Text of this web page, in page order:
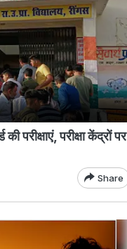
परीक्षा केंद्रों पर
Share